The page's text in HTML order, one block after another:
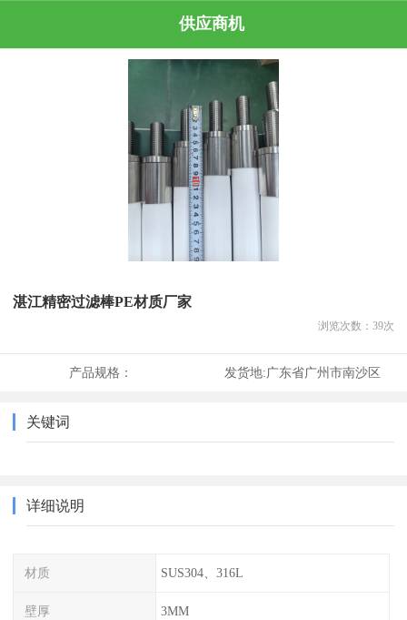
供应商机
湛江精密过滤棒PE材质厂家
浏览次数： 39次
产品规格： 发货地:广东省广州市南沙区
关键词
详细说明
材质 SUS304、316L
壁厚 3MM